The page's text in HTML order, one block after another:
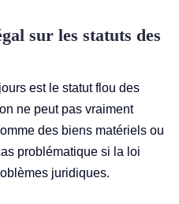
sur les statuts des
est le statut flou des
ne peut pas vraiment
des biens matériels ou
problématique si la loi
juridiques.